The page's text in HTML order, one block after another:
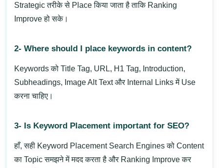
Strategic तरीके से Place किया जाता है ताकि Ranking
Improve हो सके।
2- Where should I place keywords in content?
Keywords को Title Tag, URL, H1 Tag, Introduction,
Subheadings, Image Alt Text और Internal Links में Use
करना चाहिए।
3- Is Keyword Placement important for SEO?
हाँ, सही Keyword Placement Search Engines को Content
का Topic समझने में मदद करता है और Ranking Improve कर